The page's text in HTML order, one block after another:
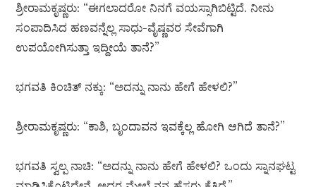
ಶ್ರೀರಾಮಕೃಷ್ಣರು: “ಈಗಲಾದರೋ ನಿನಗೆ ವಯಸ್ಸಾಗಿಬಿಟ್ಟಿದೆ. ನೀನು
ಸಂಪಾದಿಸಿದ ಹಣವನ್ನೆಲ್ಲ ಸಾಧು-ವೈಷ್ಣವರ ಸೇವೆಗಾಗಿ
ಉಪಯೋಗಿಸುತ್ತಾ ಇದ್ದೀಯೆ ತಾನೆ?”
ಭಗವತಿ ಕಿಂಚಿತ್ ನಕ್ಕು: “ಅದನ್ನು ನಾನು ಹೇಗೆ ಹೇಳಲಿ?”
ಶ್ರೀರಾಮಕೃಷ್ಣರು: “ಕಾಶಿ, ಬೃಂದಾವನ ಇವಕ್ಕೆಲ್ಲ ಹೋಗಿ ಆಗಿದೆ ತಾನೆ?”
ಭಗವತಿ ಸ್ವಲ್ಪ ನಾಚಿ: “ಅದನ್ನು ನಾನು ಹೇಗೆ ಹೇಳಲಿ? ಒಂದು ಸ್ನಾನಘಟ್ಟ